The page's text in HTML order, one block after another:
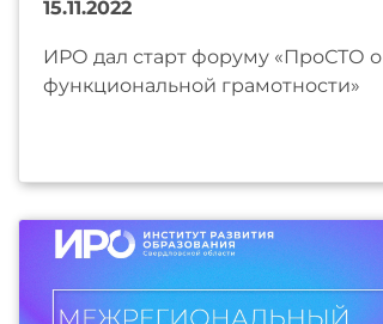
15.11.2022
ИРО дал старт форуму «ПроСТО о
функциональной грамотности»